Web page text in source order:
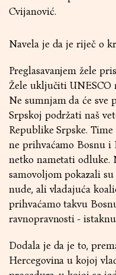
Cvijanović.
Navela je da je riječ o
Preglasavanjem žele
Žele uključiti UNESCO
Ne sumnjam da će
Srpskoj podržati naš
Republike Srpske.
ne prihvaćamo Bosnu i
netko nametati odluke.
samovoljom pokazali
nude, ali vladajuća
prihvaćamo takvu
ravnopravnosti -
Dodala je da je to,
Hercegovina u kojoj